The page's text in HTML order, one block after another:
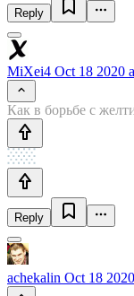
Reply
MiXei4 Oct 18 2020
Как в борьбе с
Reply
achekalin Oct 18